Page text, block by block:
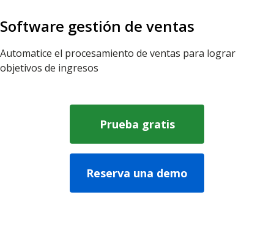
Software gestión de ventas
Automatice el procesamiento de ventas para lograr
objetivos de ingresos
Prueba gratis
Reserva una demo